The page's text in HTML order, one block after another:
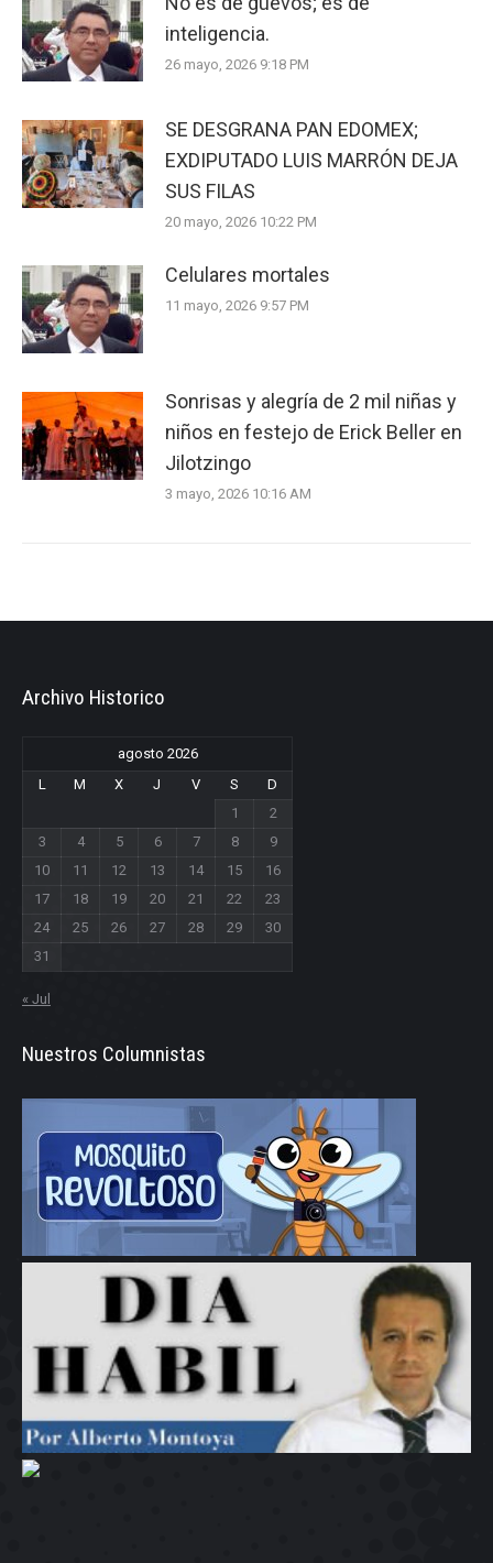
inteligencia.
26 mayo, 2026 9:18 PM
SE DESGRANA PAN EDOMEX;
EXDIPUTADO LUIS MARRÓN DEJA
SUS FILAS
20 mayo, 2026 10:22 PM
Celulares mortales
11 mayo, 2026 9:57 PM
Sonrisas y alegría de 2 mil niñas y
niños en festejo de Erick Beller en
Jilotzingo
3 mayo, 2026 10:16 AM
Archivo Historico
agosto 2026
L
M X J V S
D
1
2
3
4 5 6 7 8
9
10
11 12 13 14 15
16
17
18 19 20 21 22
23
24
25 26 27 28 29
30
31
« Jul
Nuestros Columnistas